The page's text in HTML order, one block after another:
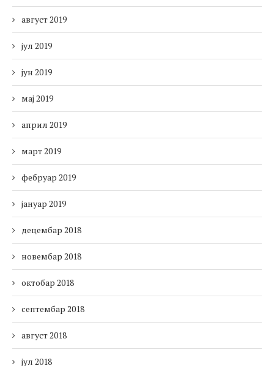
август 2019
јул 2019
јун 2019
мај 2019
април 2019
март 2019
фебруар 2019
јануар 2019
децембар 2018
новембар 2018
октобар 2018
септембар 2018
август 2018
јул 2018